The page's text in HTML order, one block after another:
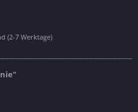
(2-7 Werktage)